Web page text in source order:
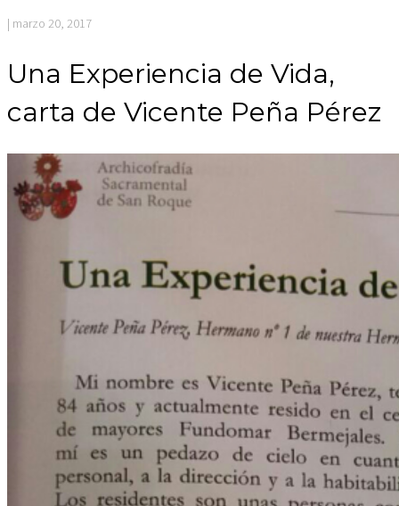
| marzo 20, 2017
Una Experiencia de Vida,
carta de Vicente Peña Pérez